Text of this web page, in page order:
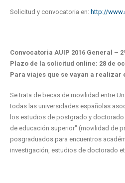
Solicitud y convocatoria en: http://
Convocatoria AUIP 2016 General –
Plazo de la solicitud online: 28 de
Para viajes que se vayan a realizar
Se trata de becas de movilidad entre
todas las universidades españolas
los estudios de postgrado y
de educación superior" (movilidad de
posgraduados para encuentros
investigación, estudios de doctorado